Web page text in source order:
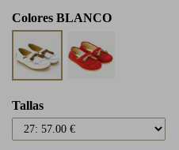
Colores BLANCO
Tallas